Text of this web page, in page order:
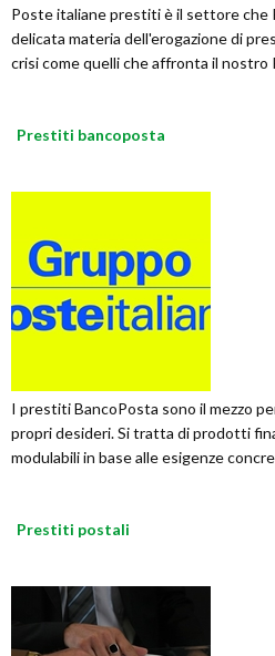
Poste italiane prestiti è il settore che
delicata materia dell'erogazione di
crisi come quelli che affronta il nostro
Prestiti bancoposta
I prestiti BancoPosta sono il mezzo
propri desideri. Si tratta di prodotti
modulabili in base alle esigenze
Prestiti postali